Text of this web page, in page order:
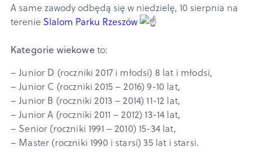
A same zawody odbędą się w niedzielę, 10 sierpnia na
terenie Slalom Parku Rzeszów
Kategorie wiekoweto:
– Junior D (roczniki 2017 i młodsi) 8 lat i młodsi,
– Junior C (roczniki 2015 – 2016) 9-10 lat,
– Junior B (roczniki 2013 – 2014) 11-12 lat,
– Junior A (roczniki 2011 – 2012) 13-14 lat,
– Senior (roczniki 1991 – 2010) 15-34 lat,
– Master (roczniki 1990 i starsi) 35 lat i starsi.